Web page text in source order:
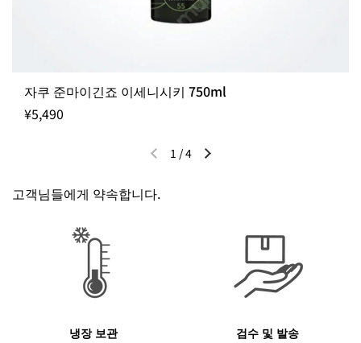
자쿠 준마이긴죠 이세니시키 750ml
¥5,490
이전 슬라이드다음 슬라이드
1 /4
고객님들에게 약속합니다.
냉장 보관 검수 및 발송